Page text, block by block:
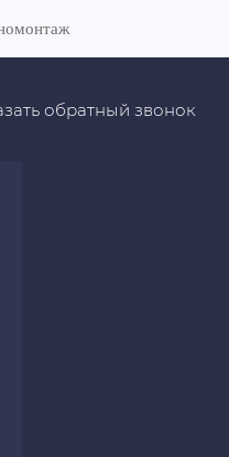
обратный звонок